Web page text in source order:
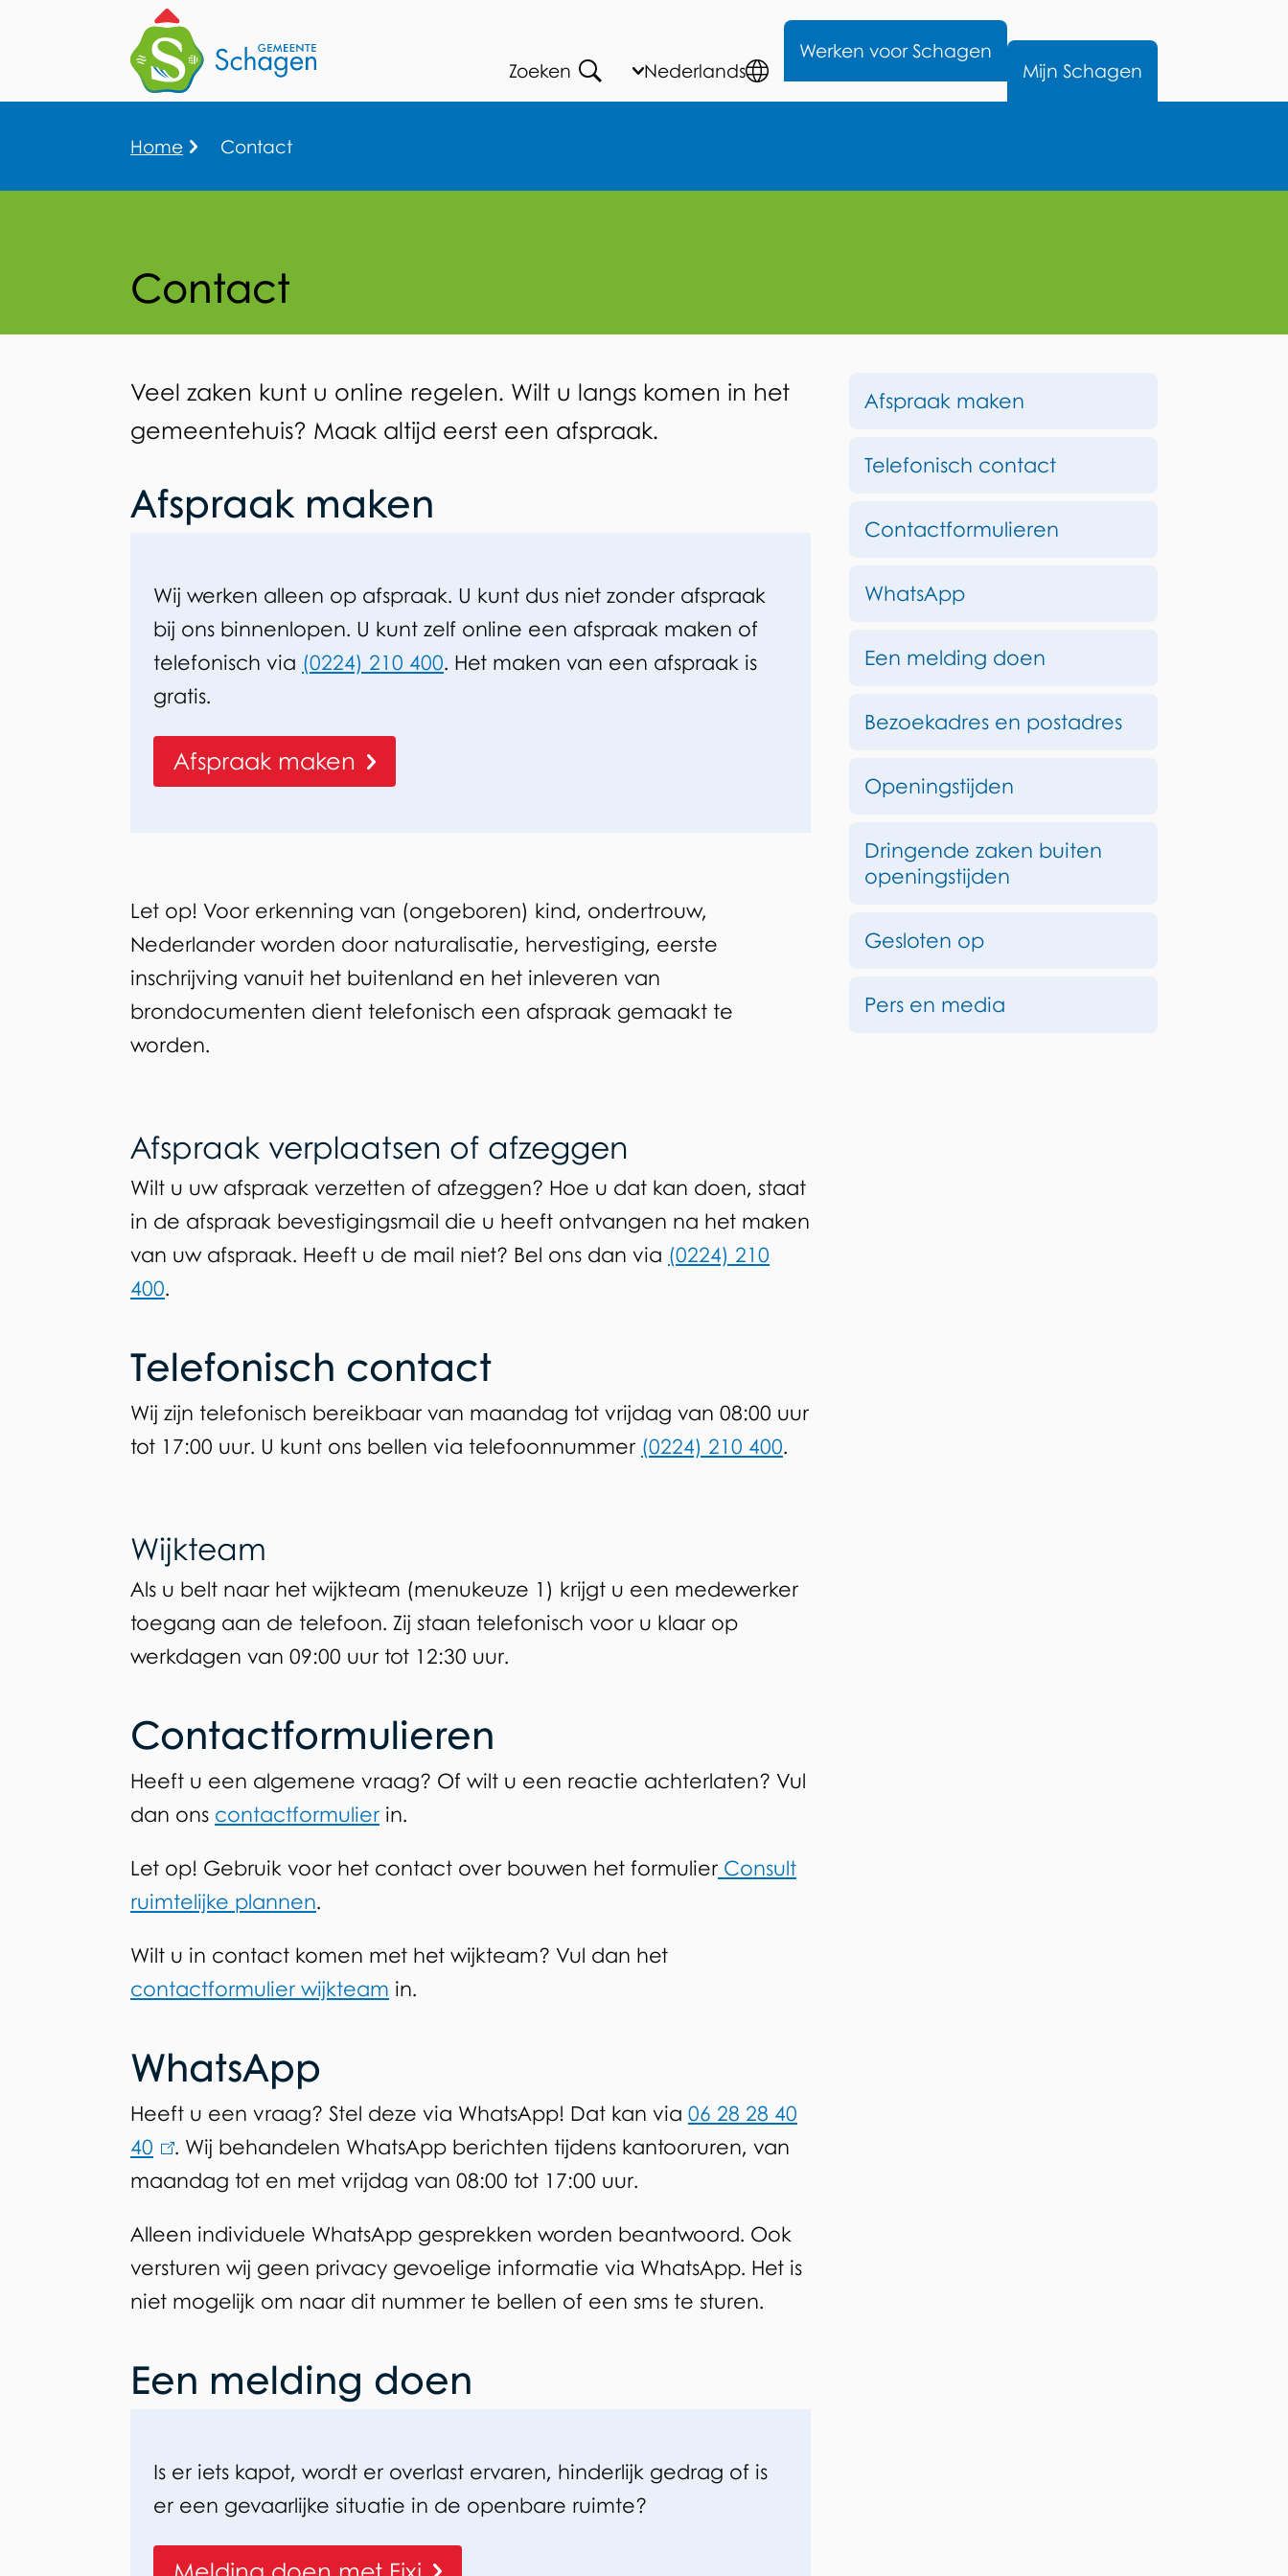
op
Open
Zoeken
Huidige
taal:
Nederlands,
Kies
Menu
Werken voor Schagen
Mijn Schagen
Kruimelpad
Home Contact
Contact
Op
deze
pagina
Afspraak maken
Telefonisch contact
Contactformulieren
WhatsApp
Een melding doen
Bezoekadres en postadres
Openingstijden
Dringende zaken buiten
openingstijden
Gesloten op
Pers en media
AlgemeenVeel zaken kunt u online regelen. Wilt u langs komen in het
gemeentehuis? Maak altijd eerst een afspraak.
Afspraak maken
Wij werken alleen op afspraak. U kunt dus niet zonder afspraak
bij ons binnenlopen. U kunt zelf online een afspraak maken of
telefonisch via (0224) 210 400. Het maken van een afspraak is
gratis.
Afspraak maken
Let op! Voor erkenning van (ongeboren) kind, ondertrouw,
Nederlander worden door naturalisatie, hervestiging, eerste
inschrijving vanuit het buitenland en het inleveren van
brondocumenten dient telefonisch een afspraak gemaakt te
worden.
Afspraak verplaatsen of afzeggen
Wilt u uw afspraak verzetten of afzeggen? Hoe u dat kan doen, staat
in de afspraak bevestigingsmail die u heeft ontvangen na het maken
van uw afspraak. Heeft u de mail niet? Bel ons dan via (0224) 210
400.
Telefonisch contact
Wij zijn telefonisch bereikbaar van maandag tot vrijdag van 08:00 uur
tot 17:00 uur. U kunt ons bellen via telefoonnummer (0224) 210 400.
Wijkteam
Als u belt naar het wijkteam (menukeuze 1) krijgt u een medewerker
toegang aan de telefoon. Zij staan telefonisch voor u klaar op
werkdagen van 09:00 uur tot 12:30 uur.
Contactformulieren
Heeft u een algemene vraag? Of wilt u een reactie achterlaten? Vul
dan ons contactformulier in.
Let op! Gebruik voor het contact over bouwen het formulier Consult
ruimtelijke plannen.
Wilt u in contact komen met het wijkteam? Vul dan het
contactformulier wijkteam in.
WhatsApp
Heeft u een vraag? Stel deze via WhatsApp! Dat kan via 06 28 28 40
40
l
n
k
i
e
e
r
n
. Wij behandelen WhatsApp berichten tijdens kantooruren, van
maandag tot en met vrijdag van 08:00 tot 17:00 uur.
Alleen individuele WhatsApp gesprekken worden beantwoord. Ook
versturen wij geen privacy gevoelige informatie via WhatsApp. Het is
niet mogelijk om naar dit nummer te bellen of een sms te sturen.
Een melding doen
Is er iets kapot, wordt er overlast ervaren, hinderlijk gedrag of is
er een gevaarlijke situatie in de openbare ruimte?